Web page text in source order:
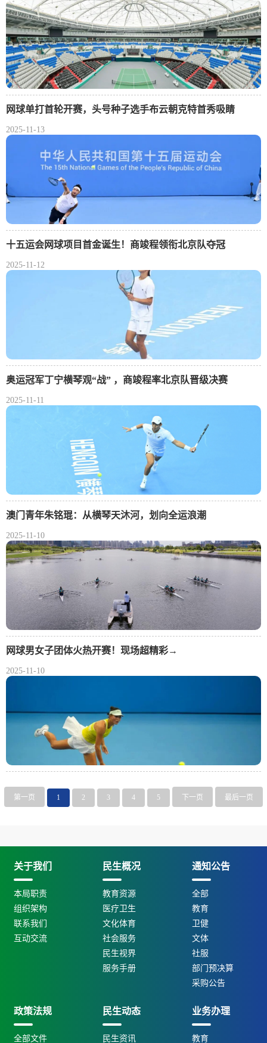
网球单打首轮开赛，头号种子选手布云朝克特首秀吸睛
2025-11-13
十五运会网球项目首金诞生！商竣程领衔北京队夺冠
2025-11-12
奥运冠军丁宁横琴观“战” ，商竣程率北京队晋级决赛
2025-11-11
澳门青年朱铭琨：从横琴天沐河，划向全运浪潮
2025-11-10
网球男女子团体火热开赛！现场超精彩→
2025-11-10
第一页 1 2 3 4 5 下一页 最后一页
关于我们
本局职责
组织架构
联系我们
互动交流
民生概况
教育资源
医疗卫生
文化体育
社会服务
民生视界
服务手册
通知公告
全部
教育
卫健
文体
社服
部门预决算
采购公告
政策法规
全部文件
民生动态
民生资讯
业务办理
教育